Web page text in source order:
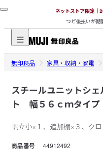
ネットストア限定｜
つど後払いが期
無
印
品
ネ
ト
ト
無印良品 家具・収納・家電
スチールユニットシ
ト 幅５６ｃｍタイ
帆立小×１、追加棚×３、ク
商品番号 44912492